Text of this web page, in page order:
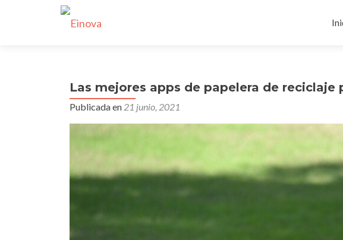
al
Las mejores apps de papelera de reciclaje
Publicada en 21 junio, 2021